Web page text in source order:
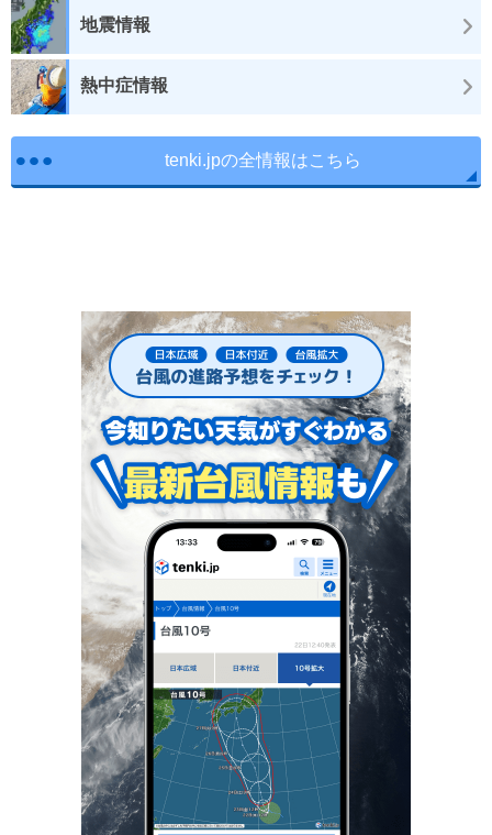
地震情報
熱中症情報
tenki.jpの全情報はこちら